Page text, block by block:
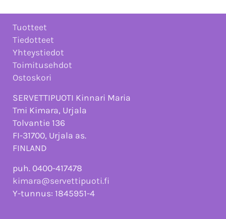
Tuotteet
Tiedotteet
Yhteystiedot
Toimitusehdot
Ostoskori
SERVETTIPUOTI Kinnari Maria
Tmi Kimara, Urjala
Tolvantie 136
FI-31700, Urjala as.
FINLAND
puh. 0400-417478
kimara@servettipuoti.fi
Y-tunnus: 1845951-4